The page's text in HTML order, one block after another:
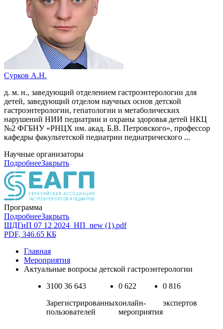
Сурков А.Н.
д. м. н., заведующий отделением гастроэнтерологии для
детей, заведующий отделом научных основ детской
гастроэнтерологии, гепатологии и метаболических
нарушений НИИ педиатрии и охраны здоровья детей НКЦ
№2 ФГБНУ «РНЦХ им. акад. Б.В. Петровского», профессор
кафедры факультетской педиатрии педиатрического ...
Научные организаторы
ПодробнееЗакрыть
Программа
ПодробнееЗакрыть
ШДГиП 07 12 2024_НП_new (1).pdf
PDF, 346.65 КБ
Главная
Мероприятия
Актуальные вопросы детской гастроэнтерологии
3100 36 643
Зарегистрированных
пользователей
0 622
онлайн-
мероприятия
0 816
экспертов